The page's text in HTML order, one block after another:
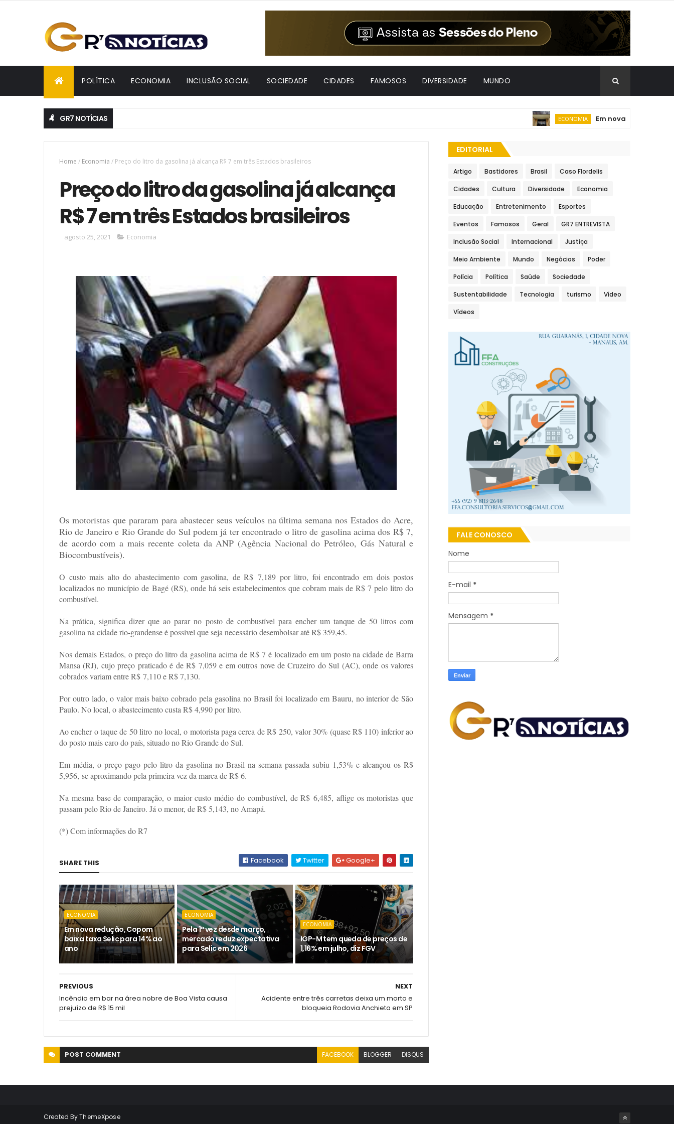
POLÍTICA ECONOMIA INCLUSÃO SOCIAL SOCIEDADE CIDADES FAMOSOS DIVERSIDADE MUNDO
GR7 NOTÍCIAS ECONOMIA Em nova redução,
Home / Economia / Preço do litro da gasolina já alcança R$ 7 em três Estados brasileiros
Preço do litro da gasolina já alcança
R$ 7 em três Estados brasileiros
agosto 25, 2021 Economia
Os motoristas que pararam para abastecer seus veículos na última semana nos Estados do Acre,
Rio de Janeiro e Rio Grande do Sul podem já ter encontrado o litro de gasolina acima dos R$ 7,
de acordo com a mais recente coleta da ANP (Agência Nacional do Petróleo, Gás Natural e
Biocombustíveis).
O custo mais alto do abastecimento com gasolina, de R$ 7,189 por litro, foi encontrado em dois postos
localizados no município de Bagé (RS), onde há seis estabelecimentos que cobram mais de R$ 7 pelo litro do
combustível.
Na prática, significa dizer que ao parar no posto de combustível para encher um tanque de 50 litros com
gasolina na cidade rio-grandense é possível que seja necessário desembolsar até R$ 359,45.
Nos demais Estados, o preço do litro da gasolina acima de R$ 7 é localizado em um posto na cidade de Barra
Mansa (RJ), cujo preço praticado é de R$ 7,059 e em outros nove de Cruzeiro do Sul (AC), onde os valores
cobrados variam entre R$ 7,110 e R$ 7,130.
Por outro lado, o valor mais baixo cobrado pela gasolina no Brasil foi localizado em Bauru, no interior de São
Paulo. No local, o abastecimento custa R$ 4,990 por litro.
Ao encher o taque de 50 litro no local, o motorista paga cerca de R$ 250, valor 30% (quase R$ 110) inferior ao
do posto mais caro do país, situado no Rio Grande do Sul.
Em média, o preço pago pelo litro da gasolina no Brasil na semana passada subiu 1,53% e alcançou os R$
5,956, se aproximando pela primeira vez da marca de R$ 6.
Na mesma base de comparação, o maior custo médio do combustível, de R$ 6,485, aflige os motoristas que
passam pelo Rio de Janeiro. Já o menor, de R$ 5,143, no Amapá.
(*) Com informações do R7
SHARE THIS Facebook Twitter Google+
ECONOMIA
Em nova redução, Copom
baixa taxa Selic para 14% ao
ano
ECONOMIA
Pela 1ª vez desde março,
mercado reduz expectativa
para Selic em 2026
ECONOMIA
IGP-M tem queda de preços de
1,16% em julho, diz FGV
NEXT
Acidente entre três carretas deixa um morto e
bloqueia Rodovia Anchieta em SP
PREVIOUS
Incêndio em bar na área nobre de Boa Vista causa
prejuízo de R$ 15 mil
POST COMMENT FACEBOOK BLOGGER DISQUS
EDITORIAL
Artigo Bastidores Brasil Caso Flordelis
Cidades Cultura Diversidade Economia
Educação Entretenimento Esportes
Eventos Famosos Geral GR7 ENTREVISTA
Inclusão Social Internacional Justiça
Meio Ambiente Mundo Negócios Poder
Polícia Política Saúde Sociedade
Sustentabilidade Tecnologia turismo Vídeo
Vídeos
FALE CONOSCO
Nome
E-mail *
Mensagem *
Created ByThemeXpose